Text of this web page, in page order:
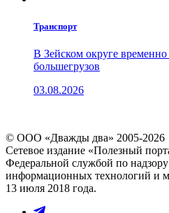
Транспорт
В Зейском округе
большегрузов
03.08.2026
© ООО «Дважды два» 2005-2026
Сетевое издание «Полезный
Федеральной службой по
информационных технологий и
13 июля 2018 года.